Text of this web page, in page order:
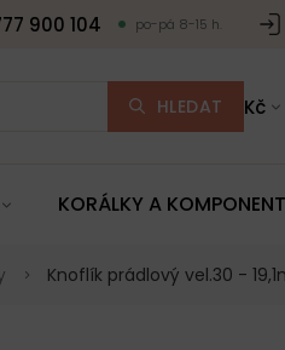
900 104 po-pá 8-15 h.
HLEDAT Kč
KORÁLKY A
Knoflík prádlový vel.30 -